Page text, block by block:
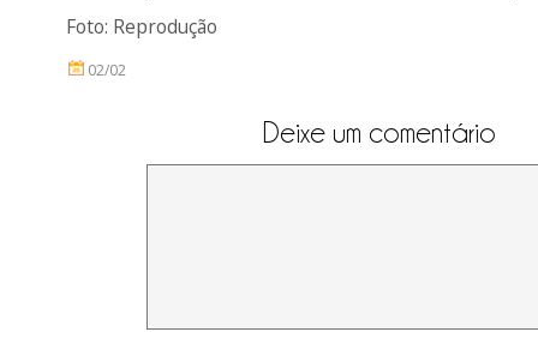
Foto: Reprodução
02/02
Deixe um comentário